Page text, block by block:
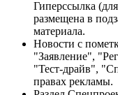
Гиперссылка
размещена в
материала.
Новости с
"Заявление",
"Тест-драйв",
правах рекламы.